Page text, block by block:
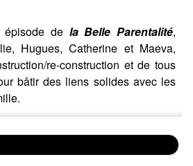
épisode de la Belle Parentalité,
Hugues, Catherine et Maeva,
re-construction et de tous
bâtir des liens solides avec les
en tribu recomposée, c’est un